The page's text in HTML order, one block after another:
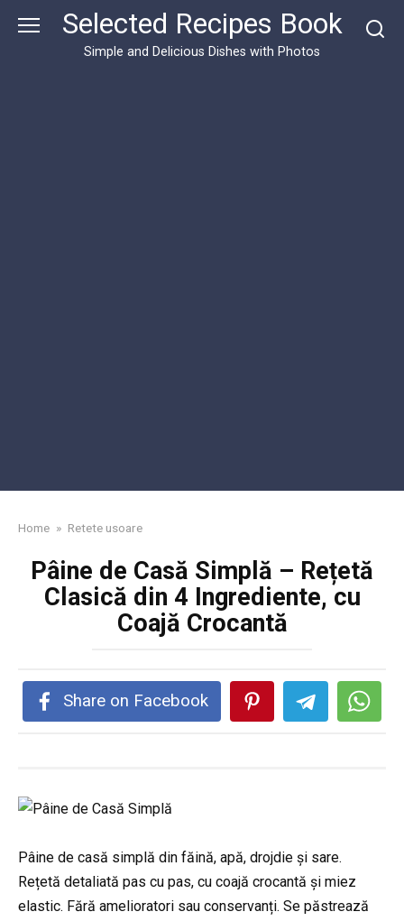
Selected Recipes Book
Simple and Delicious Dishes with Photos
Home » Retete usoare
Pâine de Casă Simplă – Rețetă
Clasică din 4 Ingrediente, cu
Coajă Crocantă
Share on Facebook
Pâine de casă simplă din făină, apă, drojdie și sare.
Rețetă detaliată pas cu pas, cu coajă crocantă și miez
elastic. Fără amelioratori sau conservanți. Se păstrează